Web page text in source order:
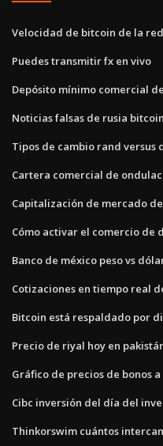
Velocidad de bitcoin de la
Puedes transmitir fx en vivo
Depósito mínimo comercial
Noticias falsas de rusia bitcoin
Tipos de cambio rand versus
Cartera comercial de
Capitalización de mercado
Cómo activar el comercio de
Banco de méxico peso vs
Cotizaciones en tiempo real
Bitcoin está respaldado por
Precio de riyal hoy en
Gráfico de precios de bonos a
Cibc inversión del día del
Thinkorswim cuántos